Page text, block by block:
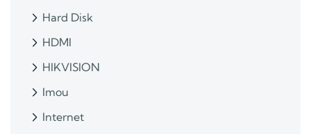
Hard Disk
HDMI
HIKVISION
Imou
Internet